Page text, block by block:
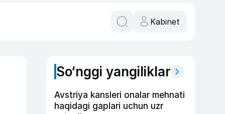
Kabinet
So‘nggi yangiliklar
Avstriya kansleri onalar mehnati
haqidagi gaplari uchun uzr